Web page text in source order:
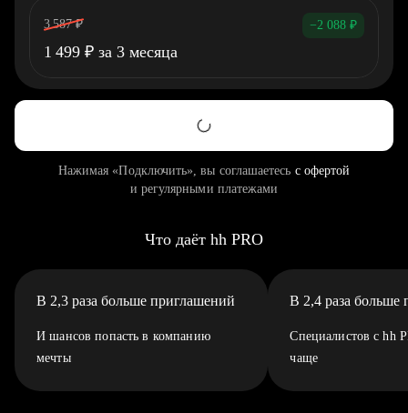
3 587 ₽ −2 088 ₽
1 499 ₽ за 3 месяца
Нажимая «Подключить», вы соглашаетесь с офертой
и регулярными платежами
Что даёт hh PRO
В 2,3 раза больше приглашений
И шансов попасть в компанию
мечты
В 2,4 раза больше
Специалистов с hh
чаще